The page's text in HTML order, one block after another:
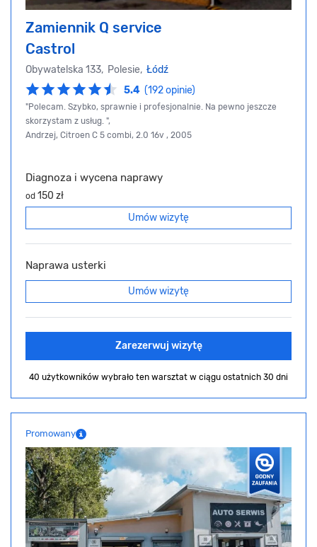
Zamiennik Q service
Castrol
Obywatelska 133, Polesie, Łódź
5.4 (192 opinie)
"Polecam. Szybko, sprawnie i profesjonalnie. Na pewno jeszcze
skorzystam z usług. ",
Andrzej, Citroen C 5 combi, 2.0 16v , 2005
Diagnoza i wycena naprawy
od 150 zł
Umów wizytę
Naprawa usterki
Umów wizytę
Zarezerwuj wizytę
40 użytkowników wybrało ten warsztat w ciągu ostatnich 30 dni
Promowany